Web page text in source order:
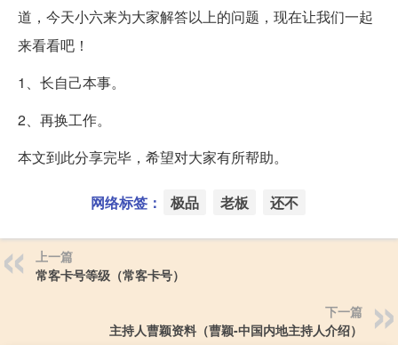
道，今天小六来为大家解答以上的问题，现在让我们一起
来看看吧！
1、长自己本事。
2、再换工作。
本文到此分享完毕，希望对大家有所帮助。
网络标签： 极品 老板 还不
上一篇
常客卡号等级（常客卡号）
下一篇
主持人曹颖资料（曹颖-中国内地主持人介绍）